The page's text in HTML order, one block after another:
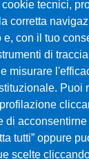
tecnici,
corretta
con il tuo
di
misurare
Puoi
di acconsentirne
tutti” oppure
scelte
Didattici